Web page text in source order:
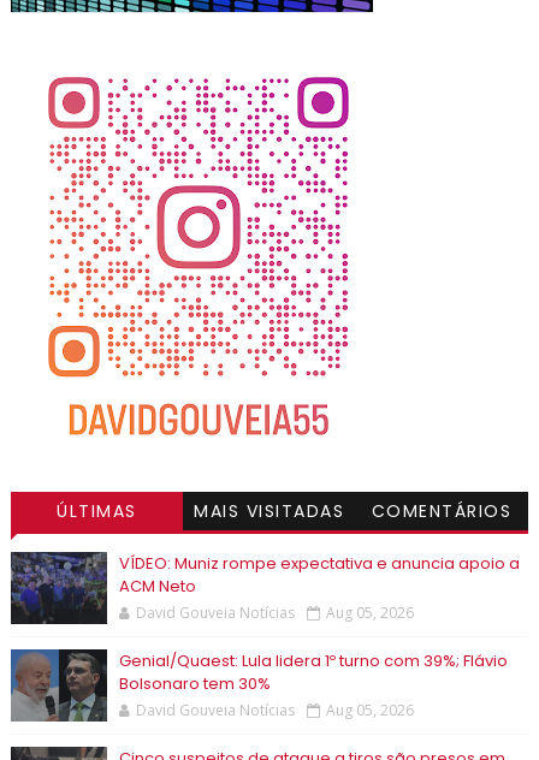
ÚLTIMAS MAIS VISITADAS COMENTÁRIOS
VÍDEO: Muniz rompe expectativa e anuncia apoio a
ACM Neto
David Gouveia Notícias Aug 05, 2026
Genial/Quaest: Lula lidera 1º turno com 39%; Flávio
Bolsonaro tem 30%
David Gouveia Notícias Aug 05, 2026